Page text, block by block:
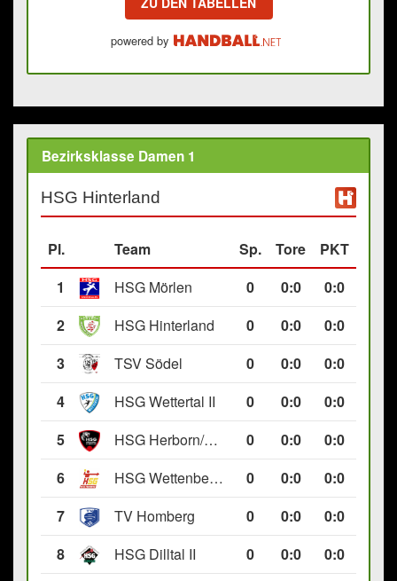
powered by
Bezirksklasse Damen 1
HSG Hinterland
Pl. Team Sp. Tore
PKT
1
HSG Mörlen 0 0:0
0:0
2
HSG Hinterland 0 0:0
0:0
3
TSV Södel 0 0:0
0:0
4
HSG Wettertal II 0 0:0
0:0
5
HSG Herborn/Seelbach 0 0:0
0:0
6
HSG Wettenberg III 0 0:0
0:0
7
TV Homberg 0 0:0
0:0
8
HSG Dilltal II 0 0:0
0:0